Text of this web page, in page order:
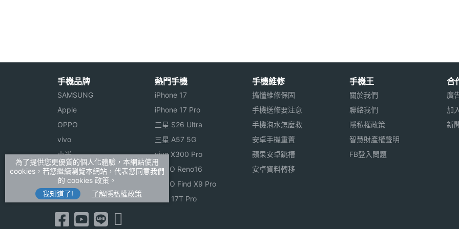
的「小叮噹」的雛形。
KATOON Doraemon 功能特色：
◎ Doraemon 40 週年紀念手機
◎ GSM 900 / 1800 雙卡雙待功能
◎ 59.6 x 52.1 x 45.5mm
機體規格
機身長度 59.6 mm(公厘)
機身寬度 52.1 mm(公厘)
機身厚度 45.5 mm(公厘)
機身重量 52 g(公克)
傳輸埠 A2DP, 藍牙
機身設計
手機品牌
SAMSUNG
Apple
OPPO
vivo
小米
ASUS
Sony
realme
熱門手機
iPhone 17
iPhone 17 Pro
三星 S26 Ultra
三星 A57 5G
vivo X300 Pro
OPPO Reno16
OPPO Find X9 Pro
小米 17T Pro
手機維修
搞懂維修保固
手機送修要注意
手機泡水怎麼救
安卓手機重置
蘋果安卓跳槽
安卓資料轉移
手機王
關於我們
聯絡我們
隱私權政策
智慧財產權聲明
FB登入問題
合
廣
加
新
為了提供您更優質的個人化體驗，本網站使用
cookies，若您繼續瀏覽本網站，代表您同意我們
的 cookies 政策。
我知道了!
了解隱私權政策